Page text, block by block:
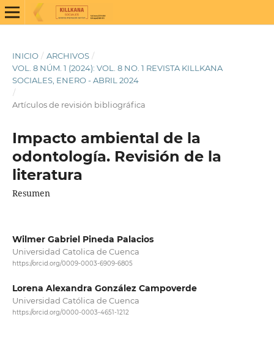
INICIO / ARCHIVOS /
VOL. 8 NÚM. 1 (2024): VOL. 8 NO. 1 REVISTA KILLKANA
SOCIALES, ENERO - ABRIL 2024
/
Artículos de revisión bibliográfica
Impacto ambiental de la
odontología. Revisión de la
literatura
Resumen
Wilmer Gabriel Pineda Palacios
Universidad Catolica de Cuenca
https://orcid.org/0009-0003-6909-6805
Lorena Alexandra González Campoverde
Universidad Católica de Cuenca
https://orcid.org/0000-0003-4651-1212